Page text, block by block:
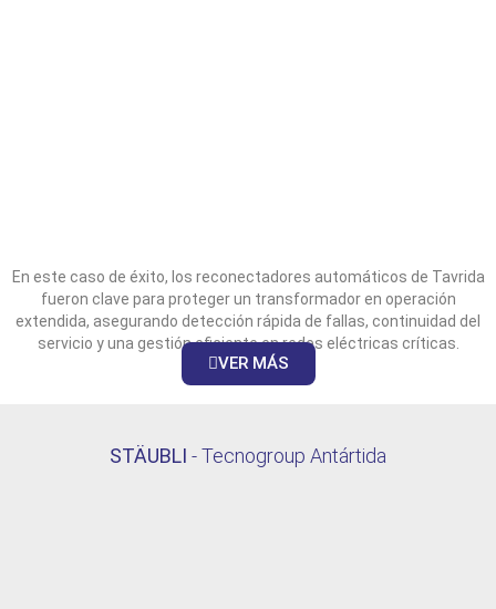
En este caso de éxito, los reconectadores automáticos de Tavrida
fueron clave para proteger un transformador en operación
extendida, asegurando detección rápida de fallas, continuidad del
servicio y una gestión eficiente en redes eléctricas críticas.
VER MÁS
STÄUBLI - Tecnogroup Antártida